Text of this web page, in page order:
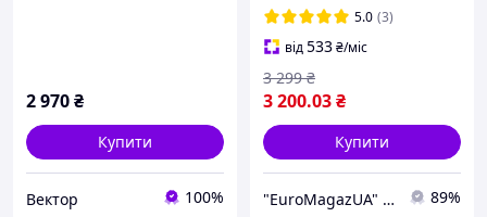
2 970₴
Купити
Вектор 100%
5.0 (3)
від533₴/міс
3 200.03₴
3 299 ₴
Купити
"EuroМagazUA" інтернет магазин трендових товарів 89%